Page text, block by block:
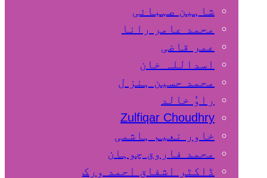
شاہین صہبائی
محمد عامر رانا
عمر قاضی
اسداللہ خان
محمد حسین ہنز ل
راوٗ خالد
Zulfiqar Choudhry
خاور نعیم ہاشمی
محمد فاروق چوہان
ڈاکٹر اشفاق احمد ورک